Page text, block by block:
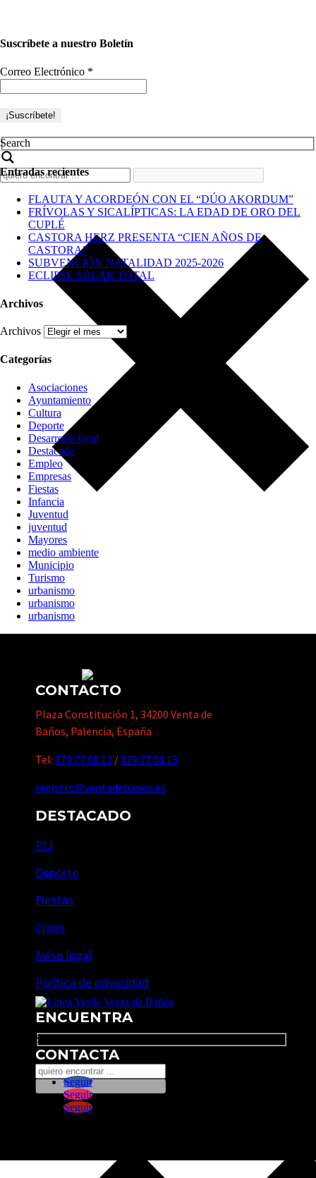
Suscríbete a nuestro Boletín
Correo Electrónico *
Search
Entradas recientes
FLAUTA Y ACORDEÓN CON EL “DÚO AKORDUM”
FRÍVOLAS Y SICALÍPTICAS: LA EDAD DE ORO DEL
CUPLÉ
CASTORA HERZ PRESENTA “CIEN AÑOS DE
CASTORA”
SUBVENCIÓN NATALIDAD 2025-2026
ECLIPSE SOLAR TOTAL
Archivos
Archivos
Categorías
Asociaciones
Ayuntamiento
Cultura
Deporte
Desarrollo local
Destacado
Empleo
Empresas
Fiestas
Infancia
Juventud
juventud
Mayores
medio ambiente
Municipio
Turismo
urbanismo
urbanismo
urbanismo
CONTACTO
Plaza Constitución 1, 34200 Venta de
Baños, Palencia, España
Tel: 979 77 08 12 /979 77 08 13
registro@ventadebanos.es
DESTACADO
PIJ
Deporte
Fiestas
Cross
Aviso legal
Política de privacidad
ENCUENTRA
Search
CONTACTA
Seguir
Seguir
Seguir